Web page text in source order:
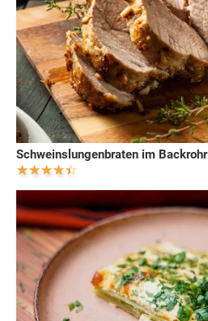
Schweinslungenbraten im Backrohr